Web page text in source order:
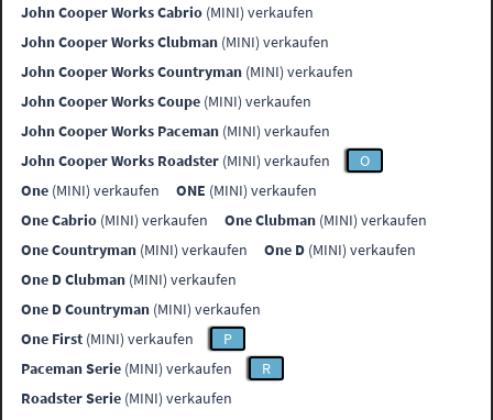
John Cooper Works Cabrio (MINI) verkaufen
John Cooper Works Clubman (MINI) verkaufen
John Cooper Works Countryman (MINI) verkaufen
John Cooper Works Coupe (MINI) verkaufen
John Cooper Works Paceman (MINI) verkaufen
John Cooper Works Roadster (MINI) verkaufen
O
One (MINI) verkaufen ONE (MINI) verkaufen
One Cabrio (MINI) verkaufen One Clubman (MINI) verkaufen
One Countryman (MINI) verkaufen One D (MINI) verkaufen
One D Clubman (MINI) verkaufen
One D Countryman (MINI) verkaufen
One First (MINI) verkaufen
P
Paceman Serie (MINI) verkaufen
R
Roadster Serie (MINI) verkaufen